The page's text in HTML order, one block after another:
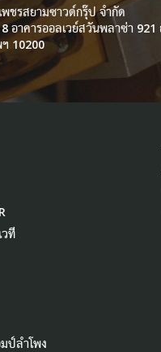
ชรสยามซาวด์กรุ๊ป จำกัด
อาคารออลเวย์สวันพลาซ่า
ฯ 10200
วที
ป์ลำโพง